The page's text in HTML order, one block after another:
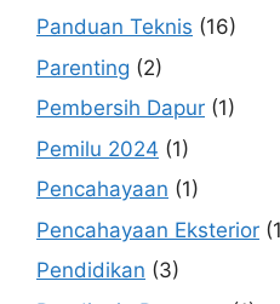
Panduan Teknis (16)
Parenting (2)
Pembersih Dapur (1)
Pemilu 2024 (1)
Pencahayaan (1)
Pencahayaan Eksterior
Pendidikan (3)